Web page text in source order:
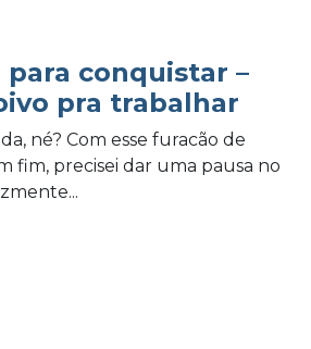
conquistar –
pra trabalhar
né? Com esse furacão de
fim, precisei dar uma pausa no